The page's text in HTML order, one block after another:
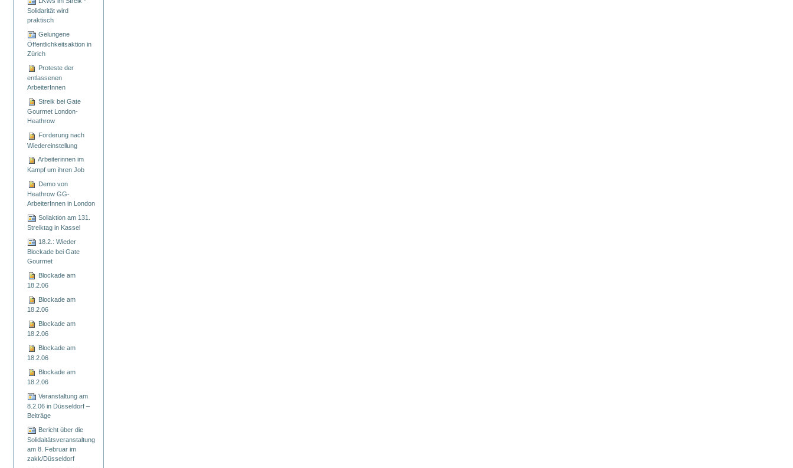
Solidarität wird
praktisch
Gelungene
Öffentlichkeitsaktion in
Zürich
Proteste der
entlassenen
ArbeiterInnen
Streik bei Gate
Gourmet London-
Heathrow
Forderung nach
Wiedereinstellung
Arbeiterinnen im
Kampf um ihren Job
Demo von
Heathrow GG-
ArbeiterInnen in London
Soliaktion am 131.
Streiktag in Kassel
18.2.: Wieder
Blockade bei Gate
Gourmet
Blockade am
18.2.06
Blockade am
18.2.06
Blockade am
18.2.06
Blockade am
18.2.06
Blockade am
18.2.06
Veranstaltung am
8.2.06 in Düsseldorf –
Beiträge
Bericht über die
Solidaitätsveranstaltung
am 8. Februar im
zakk/Düsseldorf